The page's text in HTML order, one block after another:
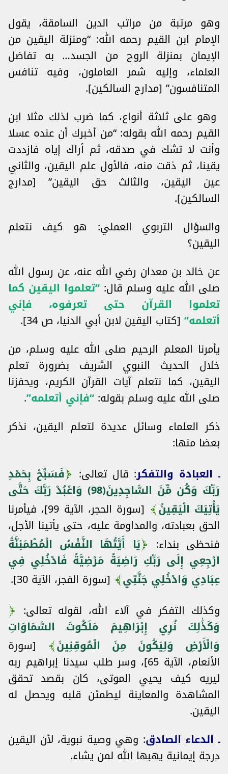
وهو مرتبة من مراتب الدين السامقة، يقول
الإمام ابن القيم رحمه الله: “ومنزلة اليقين من
الإيمان بمنزلة الروح من الجسد… به تفاضل
العلماء، وإليه شمر العاملون، وفيه تنافس
المتنافسون” [مدارج السالكين].
وهو على ثلاثة أنواع، كما ضرب لذلك مثلا ابن
القيم رحمه الله بقوله: “من أخبرك أن عنده عسلا
وأنت لا تشك في صدقه، ثم أراك إياه فازددت
يقينا، ثم ذقت منه، فالأول علم اليقين، والثاني
عين اليقين، والثالث حق اليقين” [مدارج
السالكين].
والسؤال التربوي العملي: هو كيف نتعلم
اليقين؟
عن خالد بن معدان رضي الله عنه، عن رسول الله
صلى الله عليه وسلم قال:“تعلموا اليقين كما
تعلموا القرآن حتى تعرفوه، فإني
أتعلمه” [كتاب اليقين لابن أبي الدنيا، ص 34].
يأمرنا المعلم الرحيم صلى الله عليه وسلم، من
خلال الحديث النبوي الشريف بضرورة تعلم
اليقين، كما نتعلم آيات القرآن الكريم، ويحفزنا
صلى الله عليه وسلم بقوله: “فإني أتعلمه”.
ذكر العلماء وسائل عديدة لتعلم اليقين، نذكر
بعضا منها:
ـ العبادة والتفكر: قال تعالى:
فَسَبِّحْ بِحَمْدِ
رَبِّكَ وَكُن مِّنَ السَّاجِدِينَ(98) وَاعْبُدْ رَبَّكَ حَتَّى
يَأْتِيَكَ الْيَقِينُ
[سورة الحجر، الآية 99]، فيأمرنا
الحق بعبادته، والمداومة عليه، حتى يأتينا الأجل،
فنحظى بنداء:
يَا أَيَّتُهَا النَّفْسُ الْمُطْمَئِنَّةُ
ارْجِعِي إِلَى رَبِّكِ رَاضِيَةً مَرْضِيَّةً فَادْخُلِي فِي
عِبَادِي وَادْخُلِي جَنَّتِي
[سورة الفجر، الآية 30].
وكذلك التفكر في آلاء الله، لقوله تعالى:
وَكَذَٰلِكَ نُرِي إِبْرَاهِيمَ مَلَكُوتَ السَّمَاوَاتِ
وَالْأَرْضِ وَلِيَكُونَ مِنَ الْمُوقِنِينَ
[سورة
الأنعام، الآية 65]، وسر طلب سيدنا إبراهيم ربه
ليريه كيف يحيي الموتى، كان بقصد تحقق
المشاهدة والمعاينة ليطمئن قلبه ويحصل له
اليقين.
ـ الدعاء الصادق: وهي وصية نبوية، لأن اليقين
درجة إيمانية يهبها الله لمن يشاء.